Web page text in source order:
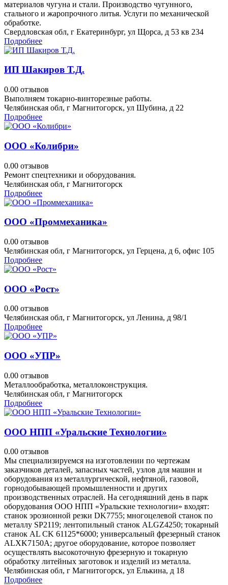
материалов чугуна и стали. Производство чугунного,
стального и жаропрочного литья. Услуги по механической
обработке.
Свердловская обл, г Екатеринбург, ул Щорса, д 53 кв 234
Подробнее
ИП Шакиров Т.Д.
0.00 отзывов
Выполняем токарно-винторезные работы.
Челябинская обл, г Магнитогорск, ул Шубина, д 22
Подробнее
ООО «Колибри»
0.00 отзывов
Ремонт спецтехники и оборудования.
Челябинская обл, г Магнитогорск
Подробнее
ООО «Проммеханика»
0.00 отзывов
Челябинская обл, г Магнитогорск, ул Герцена, д 6, офис 105
Подробнее
ООО «Рост»
0.00 отзывов
Челябинская обл, г Магнитогорск, ул Ленина, д 98/1
Подробнее
ООО «УПР»
0.00 отзывов
Металлообработка, металлоконструкция.
Челябинская обл, г Магнитогорск
Подробнее
ООО НПП «Уральские Технологии»
0.00 отзывов
Мы специализируемся на изготовлении по чертежам
заказчиков деталей, запасных частей, узлов для машин и
оборудования из металлургической, нефтяной, газовой,
горнодобывающей промышленности и других
производственных отраслей. На сегодняшний день в парк
оборудования ООО НПП «Уральские технологии» входят:
станок эрозионной резки DK7755; многоцелевой станок по
металлу SP2119; лентопильный станок ALGZ4250; токарный
станок AL CK 61125*6000; универсальный фрезерный станок
ALXK7150A; другое оборудование, которое позволяет
осуществлять высокоточную фрезерную и токарную
обработку литейных заготовок и изделий из металла.
Челябинская обл, г Магнитогорск, ул Елькина, д 18
Подробнее